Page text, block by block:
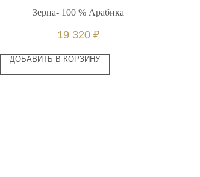
Зерна- 100 % Арабика
19 320 ₽
ДОБАВИТЬ В КОРЗИНУ